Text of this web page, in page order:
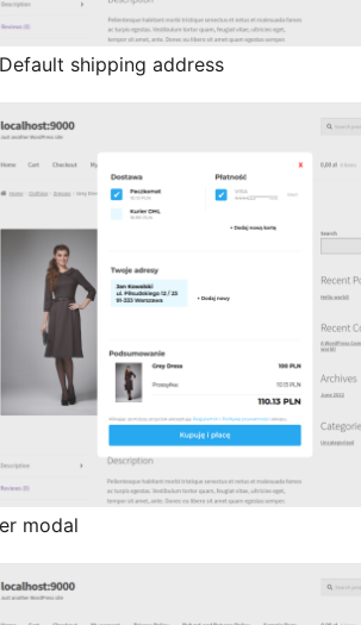
shipping address
modal